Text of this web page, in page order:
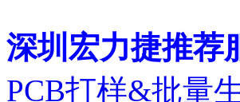
深圳宏力捷推荐
PCB打样&批量